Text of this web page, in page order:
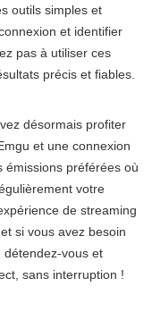
outils simples et
et identifier
pas à utiliser ces
précis et fiables.
désormais profiter
et une connexion
émissions préférées où
votre
de streaming
si vous avez besoin
détendez-vous et
sans interruption !